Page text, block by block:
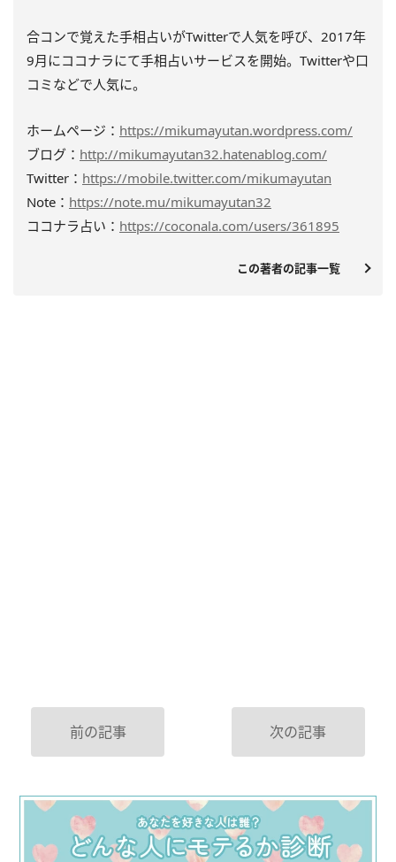
合コンで覚えた手相占いがTwitterで人気を呼び、2017年
9月にココナラにて手相占いサービスを開始。Twitterや口
コミなどで人気に。
ホームページ： https://mikumayutan.wordpress.com/
ブログ： http://mikumayutan32.hatenablog.com/
Twitter： https://mobile.twitter.com/mikumayutan
Note： https://note.mu/mikumayutan32
ココナラ占い： https://coconala.com/users/361895
この著者の記事一覧
前の記事 次の記事